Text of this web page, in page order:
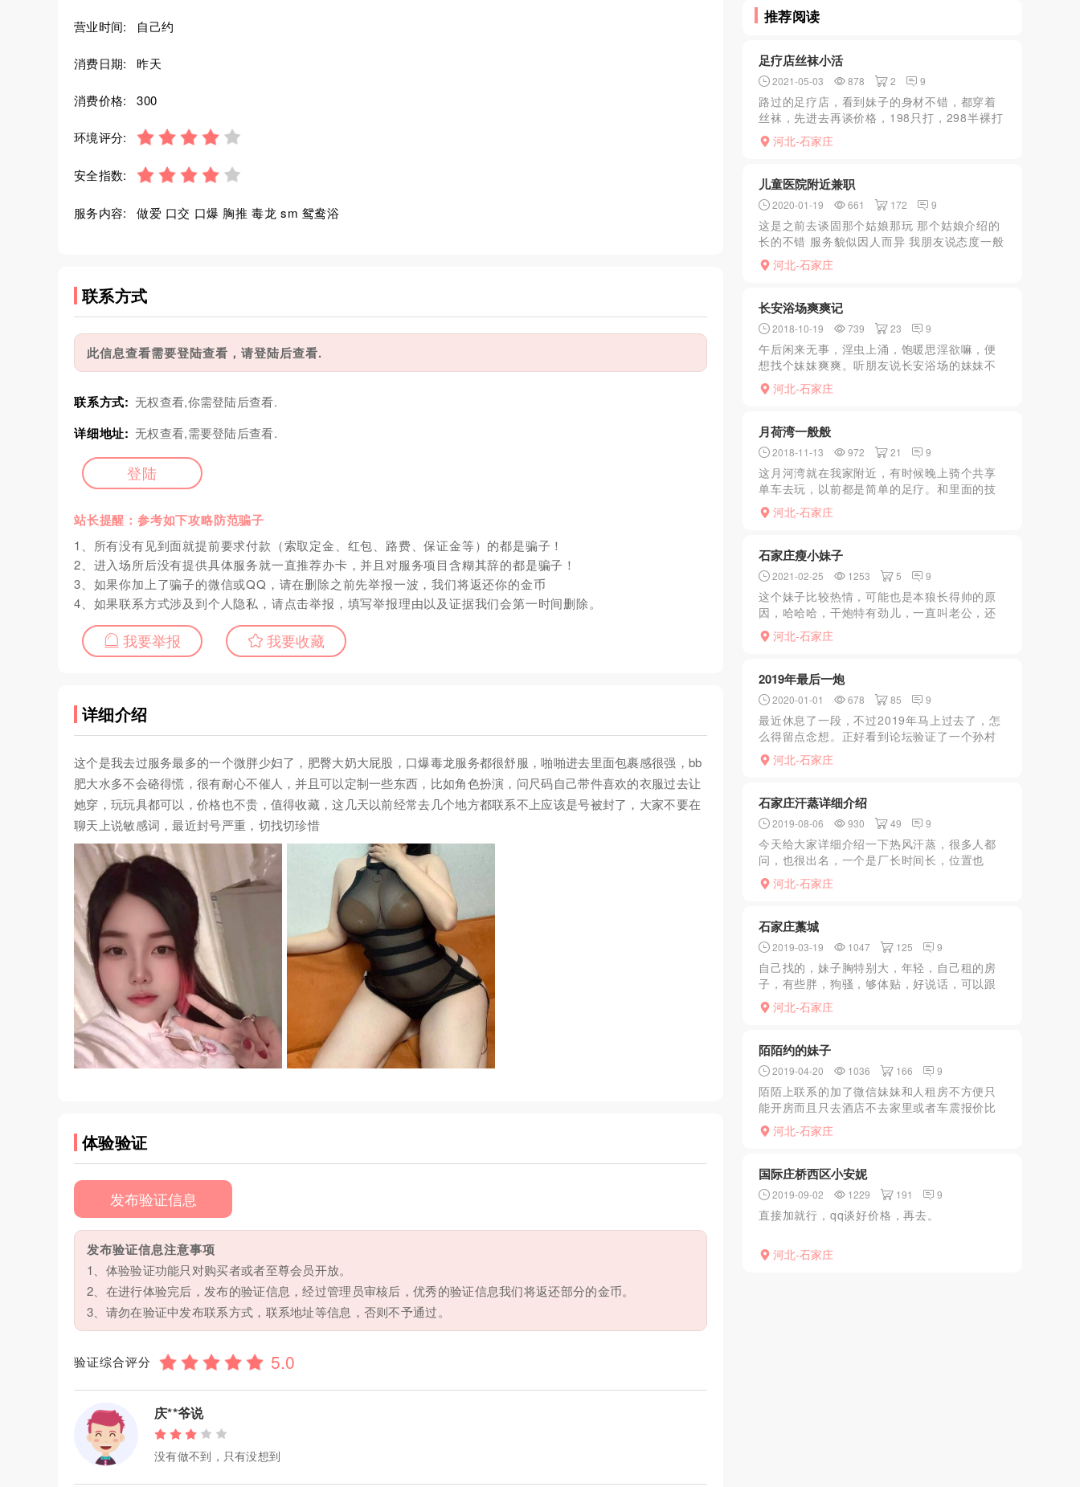
营业时间: 自己约
消费日期: 昨天
消费价格: 300
环境评分:
安全指数:
服务内容: 做爱 口交 口爆 胸推 毒龙 sm 鸳鸯浴
联系方式
此信息查看需要登陆查看，请登陆后查看.
联系方式: 无权查看,你需登陆后查看.
详细地址: 无权查看,需要登陆后查看.
登陆
站长提醒：参考如下攻略防范骗子
1、所有没有见到面就提前要求付款（索取定金、红包、路费、保证金等）的都是骗子！
2、进入场所后没有提供具体服务就一直推荐办卡，并且对服务项目含糊其辞的都是骗子！
3、如果你加上了骗子的微信或QQ，请在删除之前先举报一波，我们将返还你的金币
4、如果联系方式涉及到个人隐私，请点击举报，填写举报理由以及证据我们会第一时间删除。
我要举报 我要收藏
详细介绍
这个是我去过服务最多的一个微胖少妇了，肥臀大奶大屁股，口爆毒龙服务都很舒服，啪啪进去里面包裹感很强，bb
肥大水多不会硌得慌，很有耐心不催人，并且可以定制一些东西，比如角色扮演，问尺码自己带件喜欢的衣服过去让
她穿，玩玩具都可以，价格也不贵，值得收藏，这几天以前经常去几个地方都联系不上应该是号被封了，大家不要在
聊天上说敏感词，最近封号严重，切找切珍惜
体验验证
发布验证信息
发布验证信息注意事项
1、体验验证功能只对购买者或者至尊会员开放。
2、在进行体验完后，发布的验证信息，经过管理员审核后，优秀的验证信息我们将返还部分的金币。
3、请勿在验证中发布联系方式，联系地址等信息，否则不予通过。
验证综合评分
庆**爷说
没有做不到，只有没想到
推荐阅读
足疗店丝袜小活
2021-05-03 878 2 9
路过的足疗店，看到妹子的身材不错，都穿着
丝袜，先进去再谈价格，198只打，298半裸打
再按摩，娱乐可以，xh不推荐去。
河北-石家庄
儿童医院附近兼职
2020-01-19 661 172 9
这是之前去谈固那个姑娘那玩 那个姑娘介绍的
长的不错 服务貌似因人而异 我朋友说态度一般
我去的时候态度很好,虽然不是特别年轻那种 但
是长的真的还可以 身材也不错 跟谈固那个姑娘
河北-石家庄
长安浴场爽爽记
2018-10-19 739 23 9
午后闲来无事，淫虫上涌，饱暖思淫欲嘛，便
想找个妹妹爽爽。听朋友说长安浴场的妹妹不
错。于是便直接驾车过去。简单洗了洗，进入
包房，便让服务生多叫几个过来选选。一下子
河北-石家庄
月荷湾一般般
2018-11-13 972 21 9
这月河湾就在我家附近，有时候晚上骑个共享
单车去玩，以前都是简单的足疗。和里面的技
师聊透了，才知道有特服。可以与技师协商。
有几个妹子黑丝高跟的还不错，但是价钱比较
河北-石家庄
石家庄瘦小妹子
2021-02-25 1253 5 9
这个妹子比较热情，可能也是本狼长得帅的原
因，哈哈哈，干炮特有劲儿，一直叫老公，还
说下次有机会约一起吃饭，恐怕就是想跟我免
费打炮，也省了我的嫖娼费了，帅气的狼友可
河北-石家庄
2019年最后一炮
2020-01-01 678 85 9
最近休息了一段，不过2019年马上过去了，怎
么得留点念想。正好看到论坛验证了一个孙村
的，我加上聊了聊，也去验证了一下。本人比
照片胖一些，服务还可以，不机车，该呻吟的
河北-石家庄
石家庄汗蒸详细介绍
2019-08-06 930 49 9
今天给大家详细介绍一下热风汗蒸，很多人都
问，也很出名，一个是厂长时间长，位置也
好，还有就是有时候会有学生妹。热风以前经
常去，从去年开始，又重新装修，装修完以后
河北-石家庄
石家庄藁城
2019-03-19 1047 125 9
自己找的，妹子胸特别大，年轻，自己租的房
子，有些胖，狗骚，够体贴，好说话，可以跟
她商量叫他闺蜜一夜双飞1000
河北-石家庄
陌陌约的妹子
2019-04-20 1036 166 9
陌陌上联系的加了微信妹妹和人租房不方便只
能开房而且只去酒店不去家里或者车震报价比
较优惠问了缘故说是刚出来先这个价格一周拉
拉人气过后涨价妹妹颜值还可以25左右kouhuo
河北-石家庄
国际庄桥西区小安妮
2019-09-02 1229 191 9
直接加就行，qq谈好价格，再去。
河北-石家庄